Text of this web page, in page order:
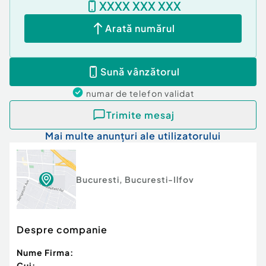
XXXX XXX XXX
Arată numărul
Sună vânzătorul
numar de telefon validat
Trimite mesaj
Mai multe anunțuri ale utilizatorului
Bucuresti, Bucuresti-Ilfov
Despre companie
Nume Firma: